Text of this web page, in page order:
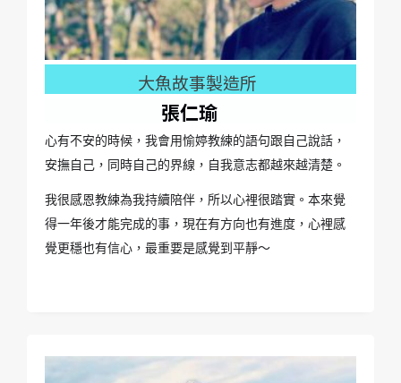
大魚故事製造所
張仁瑜
心有不安的時候，我會用愉婷教練的語句跟自己說話，
安撫自己，同時自己的界線，自我意志都越來越清楚。
我很感恩教練為我持續陪伴，所以心裡很踏實。 本來覺
得一年後才能完成的事，現在有方向也有進度，心裡感
覺更穩也有信心，最重要是感覺到平靜～